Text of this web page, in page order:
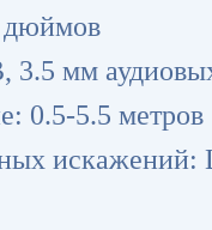
дюймов
3.5 мм
0.5-5.5 метров
искажений: